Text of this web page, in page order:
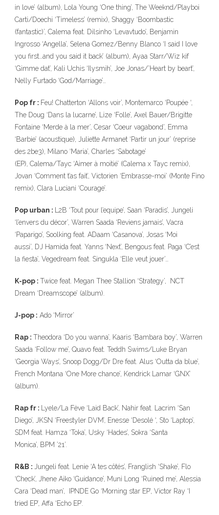
in love’ (album), Lola Young ‘One thing’, The Weeknd/Playboi
Carti/Doechi ‘Timeless’ (remix), Shaggy ‘Boombastic
(fantastic)’, Calema feat. Dilsinho ‘Levavtudo’, Benjamin
Ingrosso ‘Angella’, Selena Gomez/Benny Blanco ‘I said I love
you first…and you said it back’ (album), Ayaa Starr/Wiz kif
‘Gimme dat’, Kali Uchis ‘Ilysmih’, Joe Jonas/’Heart by beart’,
Nelly Furtado ‘God/Marriage’…
Pop fr : Feu! Chatterton ‘Allons voir’, Montemarco ‘Poupée ‘,
The Doug ‘Dans la lucarne’, Lize ‘Folle’, Axel Bauer/Brigitte
Fontaine ‘Merde à la mer’, Cesar ‘Coeur vagabond’, Emma
‘Barbie’ (acoustique), Juliette Armanet ‘Partir un jour’ (reprise
des 2be3), Milano ‘Maria’, Charles ‘Sabotage’
(EP), Calema/Tayc ‘Aimer à moitié’ (Calema x Tayc remix),
Jovan ‘Comment t’as fait’, Victorien ‘Embrasse-moi’ (Monte Fino
remix), Clara Luciani ‘Courage’.
Pop urban :
L2B ‘Tout pour l’equipe’, Saan ‘Paradis’, Jungeli
‘l’envers du décor’, Warren Saada ‘Reviens jamais’, Vacra
‘Paparigo’, Soolking feat. ADaam ‘Casanova’, Josas ‘Moi
aussi’, DJ Hamida feat. Yanns ‘Next’, Bengous feat. Paga ‘C’est
la fiesta’, Vegedream feat. Singukla ‘Elle veut jouer’…
K-pop : Twice feat. Megan Thee Stallion ‘Strategy’, NCT
Dream ‘Dreamscope’ (album).
J-pop : Ado ‘Mirror’
Rap : Theodora ‘Do you wanna’, Kaaris ‘Bambara boy’, Warren
Saada ‘Follow me’, Quavo feat. Teddh Swims/Luke Bryan
‘Georgia Ways’, Snoop Dogg/Dr Dre feat. Alus ‘Outta da blue’,
French Montana ‘One More chance’, Kendrick Lamar ‘GNX’
(album).
Rap fr :
Lyele/La Fève ‘Laid Back’, Nahir feat. Lacrim ‘San
Diego’, JKSN ‘Freestyler DVM’, Enesse ‘Desolé ‘, Sto ‘Laptop’,
SDM feat. Hamza ‘Toka’, Usky ‘Hades’, Sokra ‘Santa
Monica’, BPM ’21’.
R&B : Jungeli feat. Lenie ‘A tes côtés’, Franglish ‘Shake’, Flo
‘Check’, Jhene Aiko ‘Guidance’, Muni Long ‘Ruined me’, Alessia
Cara ‘Dead man’, IPNDE Go ‘Morning star EP’, Victor Ray ‘I
tried EP’, Affa ‘Echo EP’.